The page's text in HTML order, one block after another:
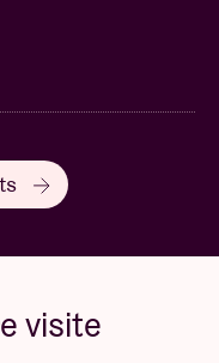
visite